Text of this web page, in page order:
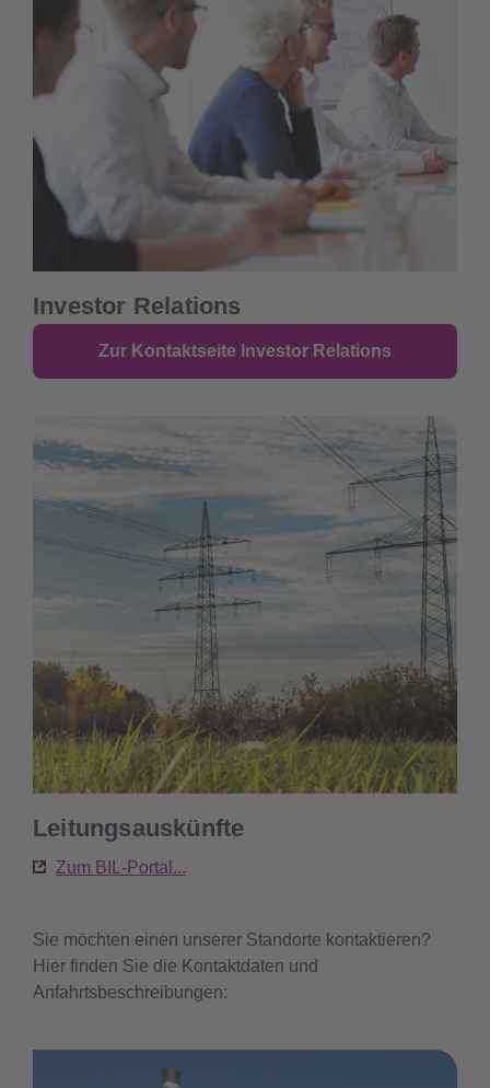
Investor Relations
Zur Kontaktseite Investor Relations
Leitungsauskünfte
Zum BIL-Portal...
Sie möchten einen unserer Standorte kontaktieren?
Hier finden Sie die Kontaktdaten und
Anfahrtsbeschreibungen: